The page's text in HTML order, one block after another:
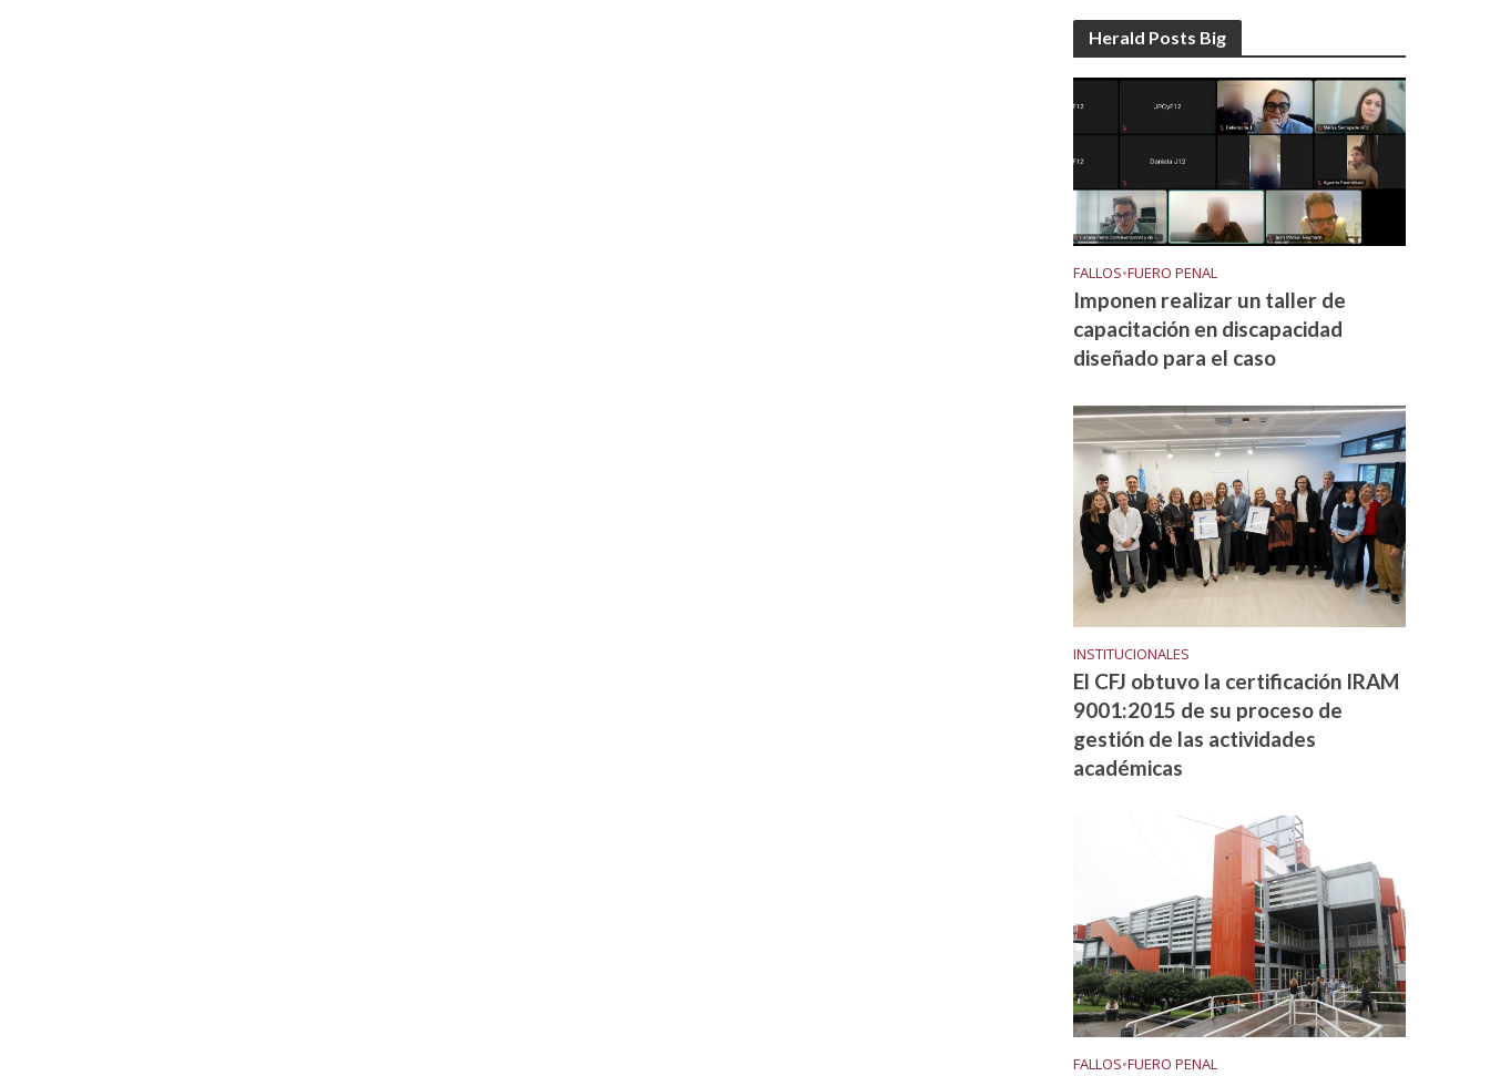
Herald Posts Big
FALLOS•FUERO PENAL
Imponen realizar un taller de
capacitación en discapacidad
diseñado para el caso
INSTITUCIONALES
El CFJ obtuvo la certificación IRAM
9001:2015 de su proceso de
gestión de las actividades
académicas
FALLOS•FUERO PENAL